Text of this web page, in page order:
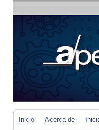
Inicio Acerca de